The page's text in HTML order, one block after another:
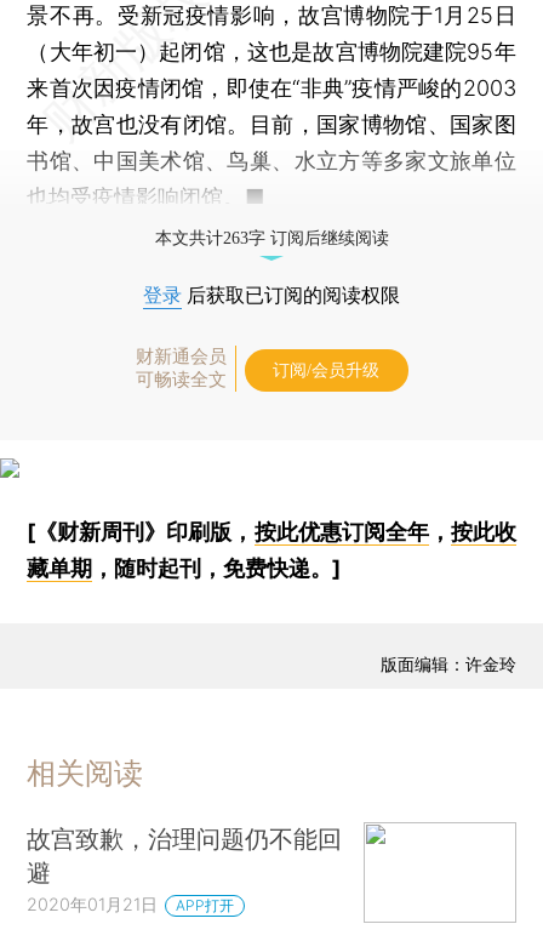
景不再。受新冠疫情影响，故宫博物院于1月25日
（大年初一）起闭馆，这也是故宫博物院建院95年
来首次因疫情闭馆，即使在“非典”疫情严峻的2003
年，故宫也没有闭馆。目前，国家博物馆、国家图
书馆、中国美术馆、鸟巢、水立方等多家文旅单位
也均受疫情影响闭馆。■
本文共计263字 订阅后继续阅读
登录 后获取已订阅的阅读权限
财新通会员
可畅读全文
订阅/会员升级
[《财新周刊》印刷版， 按此优惠订阅全年， 按此收
藏单期 ，随时起刊，免费快递。]
版面编辑：许金玲
相关阅读
故宫致歉，治理问题仍不能回
避
2020年01月21日 APP打开